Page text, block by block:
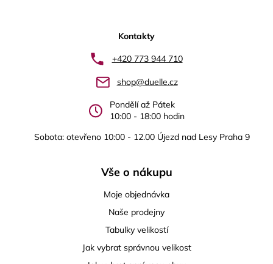
Kontakty
+420 773 944 710
shop@duelle.cz
Pondělí až Pátek
10:00 - 18:00 hodin
Sobota: otevřeno 10:00 - 12.00 Újezd nad Lesy Praha 9
Vše o nákupu
Moje objednávka
Naše prodejny
Tabulky velikostí
Jak vybrat správnou velikost